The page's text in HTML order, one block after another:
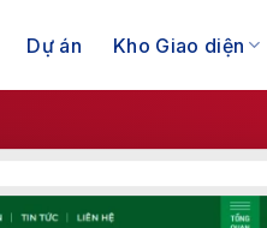
Dự án Kho Giao diện